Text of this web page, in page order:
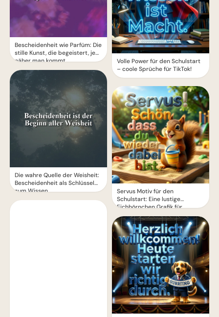
Bescheidenheit wie Parfüm: Die
stille Kunst, die begeistert, je
näher man kommt
Die wahre Quelle der Weisheit:
Bescheidenheit als Schlüssel
zum Wissen
Volle Power für den Schulstart
– coole Sprüche für TikTok!
Servus Motiv für den
Schulstart: Eine lustige
Eichhörnchen Grafik für
WhatsApp